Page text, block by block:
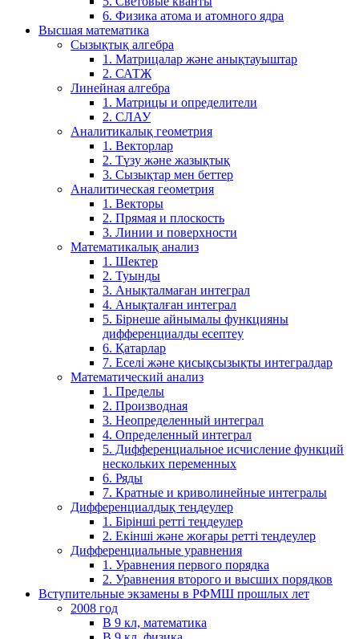
6. Физика атома и атомного ядра
Высшая математика
Сызықтық алгебра
1. Матрицалар және анықтауыштар
2. САТЖ
Линейная алгебра
1. Матрицы и определители
2. СЛАУ
Аналитикалық геометрия
1. Векторлар
2. Түзу және жазықтық
3. Сызықтар мен беттер
Аналитическая геометрия
1. Векторы
2. Прямая и плоскость
3. Линии и поверхности
Математикалық анализ
1. Шектер
2. Туынды
3. Анықталмаған интеграл
4. Анықталған интеграл
5. Бірнеше айнымалы функцияны
дифференциалды есептеу
6. Қатарлар
7. Еселі және қисықсызықты интегралдар
Математический анализ
1. Пределы
2. Производная
3. Неопределенный интеграл
4. Определенный интеграл
5. Дифференциальное исчисление функций
нескольких переменных
6. Ряды
7. Кратные и криволинейные интегралы
Дифференциалдық теңдеулер
1. Бірінші ретті теңдеулер
2. Екінші және жоғары ретті теңдеулер
Дифференциальные уравнения
1. Уравнения первого порядка
2. Уравнения второго и высших порядков
Вступительные экзамены в РФМШ прошлых лет
2008 год
В 9 кл, математика